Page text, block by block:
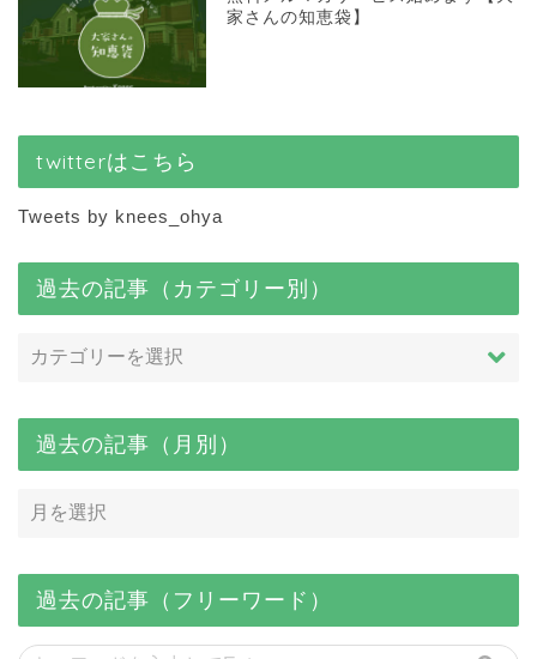
家さんの知恵袋】
twitterはこちら
Tweets by knees_ohya
過去の記事（カテゴリー別）
過去の記事（月別）
過去の記事（フリーワード）